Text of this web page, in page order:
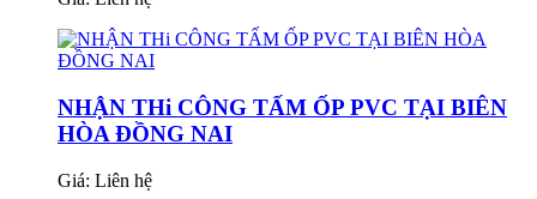
NHẬN THi CÔNG TẤM ỐP PVC TẠI BIÊN
HÒA ĐỒNG NAI
Giá: Liên hệ